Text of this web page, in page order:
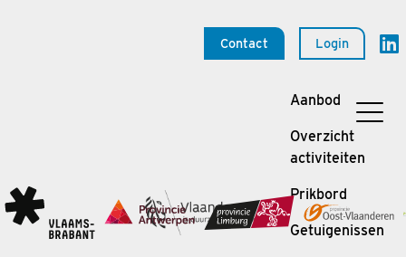
Contact Login
Aanbod
Overzicht
activiteiten
Prikbord
Getuigenissen